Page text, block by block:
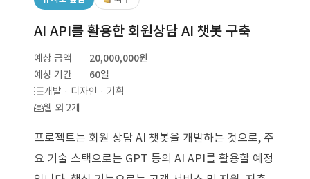
AI API를 활용한 회원상담 AI 챗봇 구축
예상 금액
20,000,000원
예상 기간
60일
개발 · 디자인 · 기획
웹 외 2개
프로젝트는 회원 상담 AI 챗봇을 개발하는 것으로, 주
요 기술 스택으로는 GPT 등의 AI API를 활용할 예정